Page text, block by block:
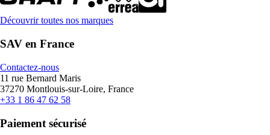
Découvrir toutes nos marques
SAV en France
Contactez-nous
11 rue Bernard Maris
37270 Montlouis-sur-Loire, France
+33 1 86 47 62 58
Paiement sécurisé